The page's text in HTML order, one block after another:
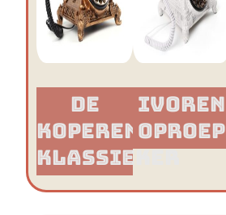
De
Koperen
Klassieker​
Ivoren
Oproep